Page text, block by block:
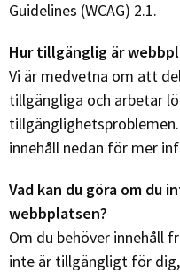
Guidelines (WCAG) 2.1.
Hur tillgänglig är
Vi är medvetna om att
tillgängliga och arbetar
innehåll nedan för mer
Vad kan du göra om du
webbplatsen?
Om du behöver innehåll
inte är tillgängligt för